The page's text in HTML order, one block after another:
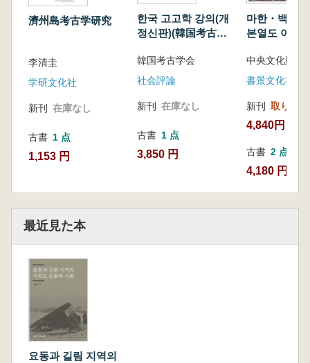
濟州島考古学研究
李清圭
学研文化社
新刊 在庫なし
古書 1 点
1,153 円
한국 고고학 강의(개
정신판)(韓国考古学
韓国考古学会
社会評論
新刊 在庫なし
古書 1 点
3,850 円
마한・백제
본열도 이주
日本列島移
中央文化財
書景文化社
新刊 取り寄せ
4,840円
古書 2 点
4,180 円~
最近見た本
요동과 길림 지역의